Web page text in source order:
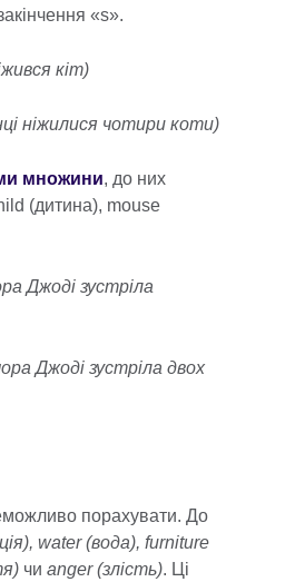
«s».
кіт)
ніжилися чотири коти)
множини, до них
(дитина), mouse
Джоді зустріла
Джоді зустріла двох
порахувати. До
water (вода), furniture
чи anger (злість). Ці